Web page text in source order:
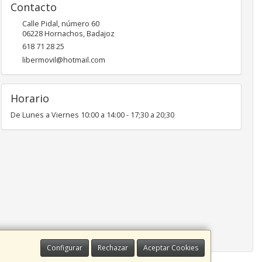
Configurar Rechazar Aceptar Cookies
Contacto
Calle Pidal, número 60
06228Hornachos,Badajoz
618 71 28 25
libermovil@hotmail.com
Horario
De Lunes a Viernes 10:00 a 14:00 - 17;30 a 20;30